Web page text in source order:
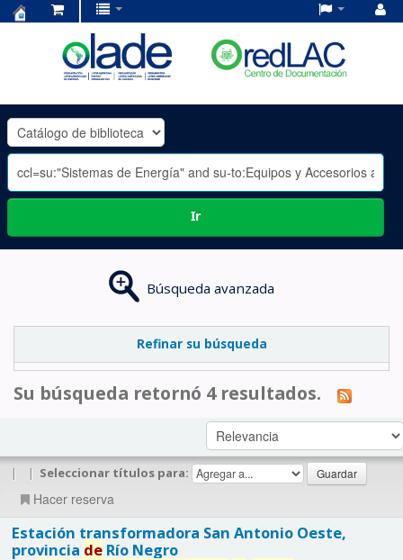
OLADE
-
Ir
Búsqueda avanzada
Refinar su búsqueda
Su búsqueda retornó 4 resultados.
| | Seleccionar títulos para:
Hacer reserva
Estación transformadora San Antonio Oeste,
provincia deRío Negro